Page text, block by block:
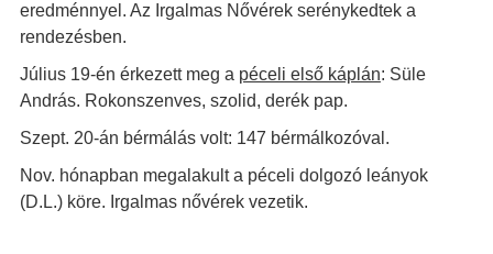
eredménnyel. Az Irgalmas Nővérek serénykedtek a
rendezésben.
Július 19-én érkezett meg a péceli első káplán: Süle
András. Rokonszenves, szolid, derék pap.
Szept. 20-án bérmálás volt: 147 bérmálkozóval.
Nov. hónapban megalakult a péceli dolgozó leányok
(D.L.) köre. Irgalmas nővérek vezetik.